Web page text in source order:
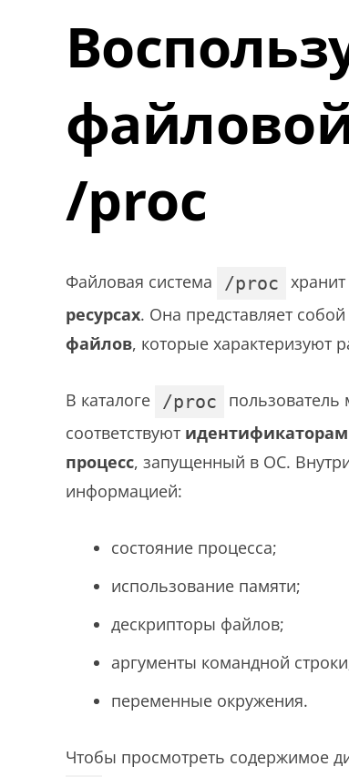
/proc
Файловая система /proc
ресурсах. Она представляет собой
файлов, которые характеризуют
В каталоге /proc
пользователь
соответствуют
процесс, запущенный в ОС.
информацией:
состояние процесса;
использование памяти;
дескрипторы файлов;
аргументы командной
переменные окружения.
Чтобы просмотреть содержимое